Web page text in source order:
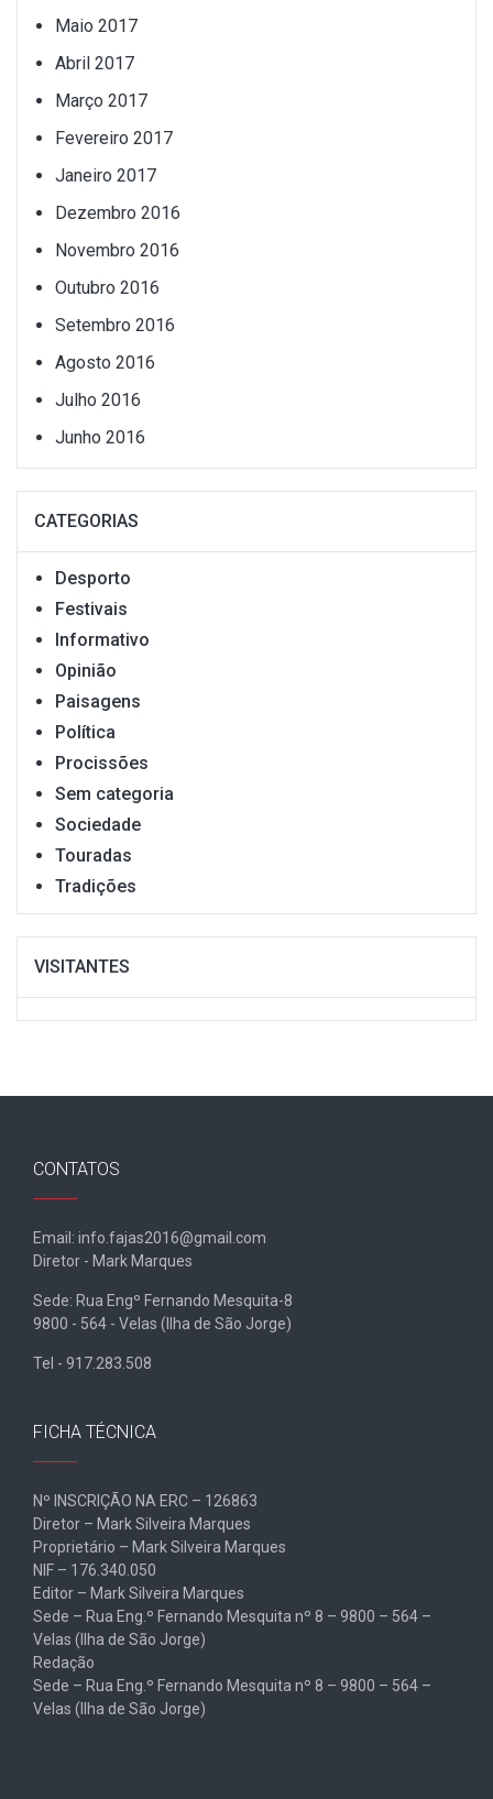
Maio 2017
Abril 2017
Março 2017
Fevereiro 2017
Janeiro 2017
Dezembro 2016
Novembro 2016
Outubro 2016
Setembro 2016
Agosto 2016
Julho 2016
Junho 2016
CATEGORIAS
Desporto
Festivais
Informativo
Opinião
Paisagens
Política
Procissões
Sem categoria
Sociedade
Touradas
Tradições
VISITANTES
CONTATOS
Email: info.fajas2016@gmail.com
Diretor - Mark Marques
Sede: Rua Engº Fernando Mesquita-8
9800 - 564 - Velas (Ilha de São Jorge)
Tel - 917.283.508
FICHA TÉCNICA
Nº INSCRIÇÃO NA ERC – 126863
Diretor – Mark Silveira Marques
Proprietário – Mark Silveira Marques
NIF – 176.340.050
Editor – Mark Silveira Marques
Sede – Rua Eng.º Fernando Mesquita nº 8 – 9800 – 564 –
Velas (Ilha de São Jorge)
Redação
Sede – Rua Eng.º Fernando Mesquita nº 8 – 9800 – 564 –
Velas (Ilha de São Jorge)